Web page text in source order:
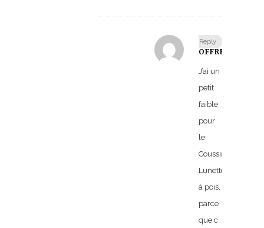
Reply
OFFREDO
J’ai un
petit
faible
pour
le
Coussin
Lunettes
à pois,
parce
que c